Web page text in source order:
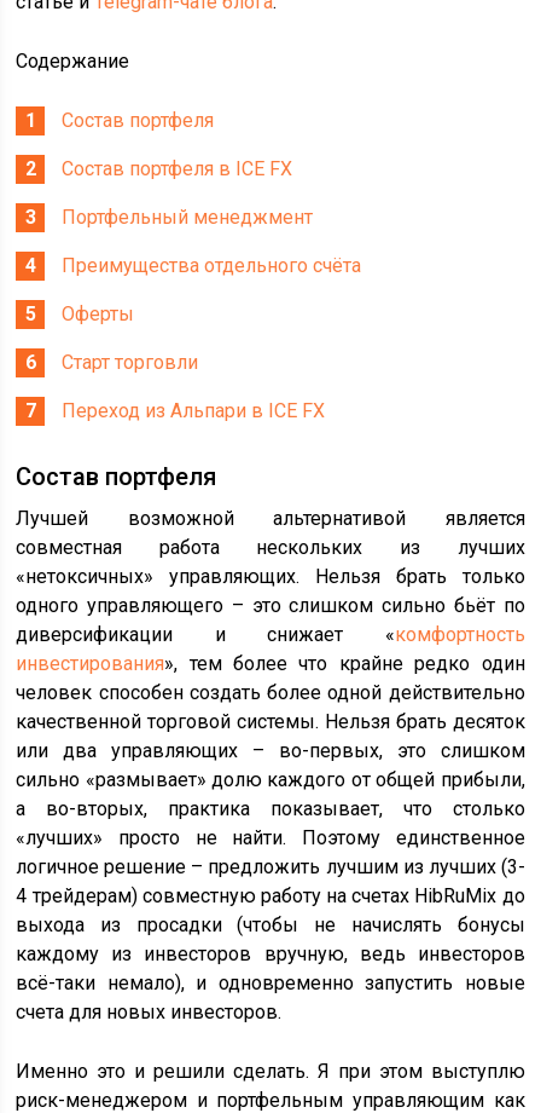
Содержание
Состав портфеля
Состав портфеля в ICE FX
Портфельный менеджмент
Преимущества отдельного счёта
Оферты
Старт торговли
Переход из Альпари в ICE FX
Состав портфеля
Лучшей возможной альтернативой является
совместная работа нескольких из лучших
«нетоксичных» управляющих. Нельзя брать только
одного управляющего – это слишком сильно бьёт по
диверсификации и снижает «комфортность
инвестирования», тем более что крайне редко один
человек способен создать более одной действительно
качественной торговой системы. Нельзя брать десяток
или два управляющих – во-первых, это слишком
сильно «размывает» долю каждого от общей прибыли,
а во-вторых, практика показывает, что столько
«лучших» просто не найти. Поэтому единственное
логичное решение – предложить лучшим из лучших (3-
4 трейдерам) совместную работу на счетах HibRuMix до
выхода из просадки (чтобы не начислять бонусы
каждому из инвесторов вручную, ведь инвесторов
всё-таки немало), и одновременно запустить новые
счета для новых инвесторов.
Именно это и решили сделать. Я при этом выступлю
риск-менеджером и портфельным управляющим как